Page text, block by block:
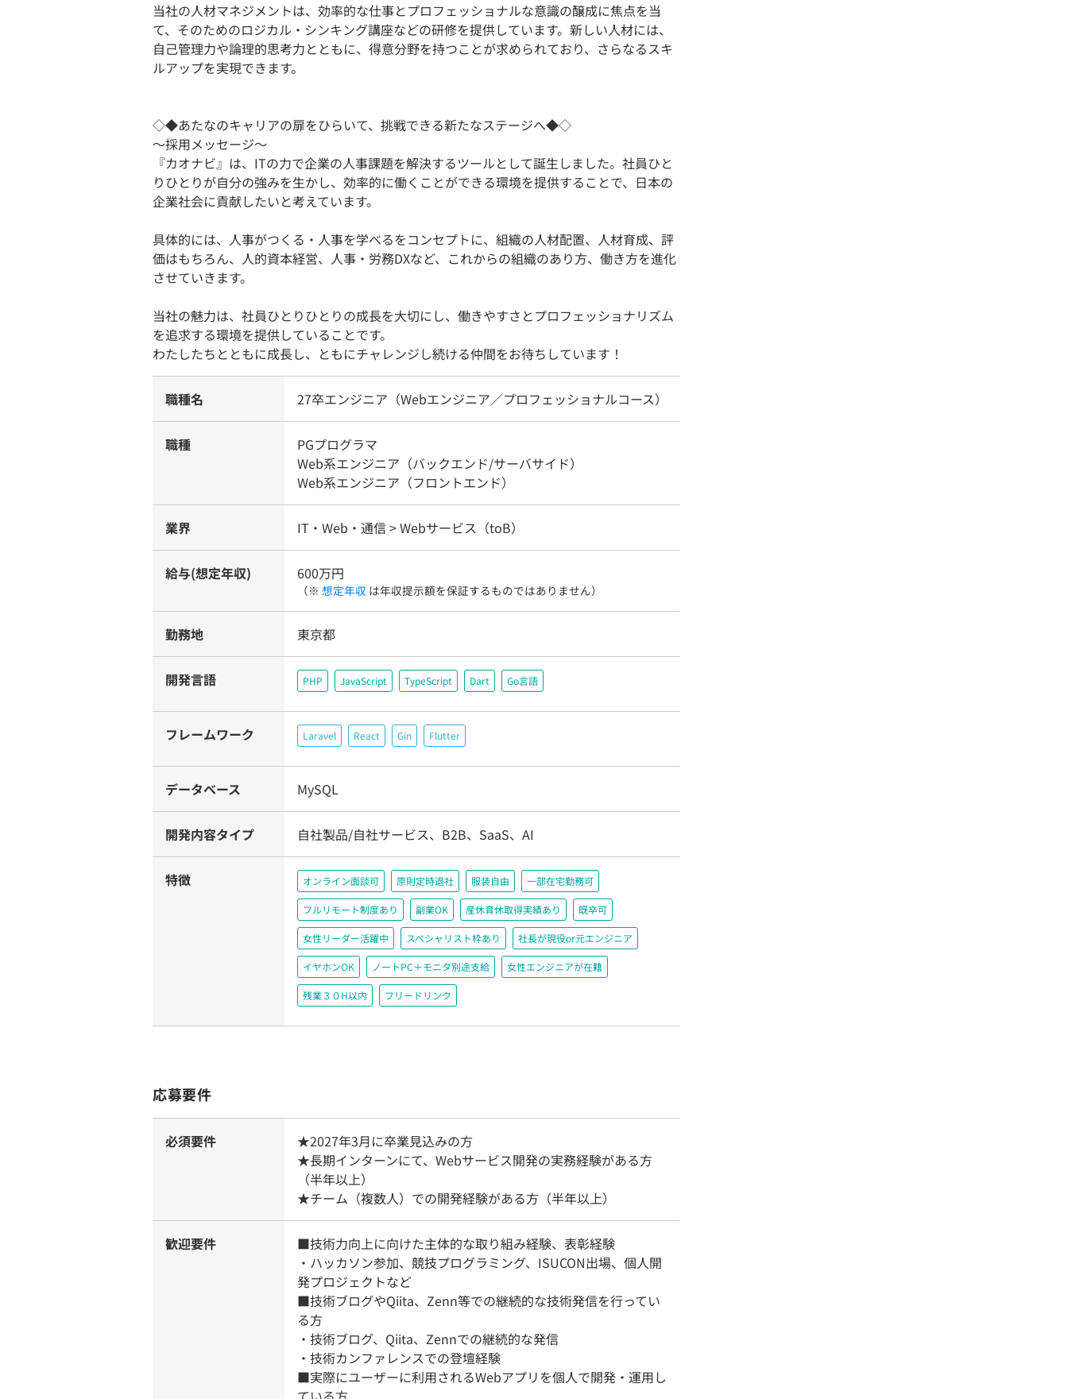
当社の人材マネジメントは、効率的な仕事とプロフェッショナルな意識の醸成に焦点を当
て、そのためのロジカル・シンキング講座などの研修を提供しています。新しい人材には、
自己管理力や論理的思考力とともに、得意分野を持つことが求められており、さらなるスキ
ルアップを実現できます。
◇◆あたなのキャリアの扉をひらいて、挑戦できる新たなステージへ◆◇
〜採用メッセージ〜
『カオナビ』は、ITの力で企業の人事課題を解決するツールとして誕生しました。社員ひと
りひとりが自分の強みを生かし、効率的に働くことができる環境を提供することで、日本の
企業社会に貢献したいと考えています。
具体的には、人事がつくる・人事を学べるをコンセプトに、組織の人材配置、人材育成、評
価はもちろん、人的資本経営、人事・労務DXなど、これからの組織のあり方、働き方を進化
させていきます。
当社の魅力は、社員ひとりひとりの成長を大切にし、働きやすさとプロフェッショナリズム
を追求する環境を提供していることです。
わたしたちとともに成長し、ともにチャレンジし続ける仲間をお待ちしています！
職種名 27卒エンジニア（Webエンジニア／プロフェッショナルコース）
職種
PGプログラマ
Web系エンジニア（バックエンド/サーバサイド）
Web系エンジニア（フロントエンド）
業界 IT・Web・通信 > Webサービス（toB）
給与(想定年収) 600万円
（※ 想定年収 は年収提示額を保証するものではありません）
勤務地 東京都
開発言語 PHP JavaScript TypeScript Dart Go言語
フレームワーク Laravel React Gin Flutter
データベース MySQL
開発内容タイプ 自社製品/自社サービス、B2B、SaaS、AI
特徴 オンライン面談可 原則定時退社 服装自由 一部在宅勤務可
フルリモート制度あり 副業OK 産休育休取得実績あり 既卒可
女性リーダー活躍中 スペシャリスト枠あり 社長が現役or元エンジニア
イヤホンOK ノートPC＋モニタ別途支給 女性エンジニアが在籍
残業３０H以内 フリードリンク
応募要件
必須要件
★2027年3月に卒業見込みの方
★長期インターンにて、Webサービス開発の実務経験がある方
（半年以上）
★チーム（複数人）での開発経験がある方（半年以上）
歓迎要件
■技術力向上に向けた主体的な取り組み経験、表彰経験
・ハッカソン参加、競技プログラミング、ISUCON出場、個人開
発プロジェクトなど
■技術ブログやQiita、Zenn等での継続的な技術発信を行ってい
る方
・技術ブログ、Qiita、Zennでの継続的な発信
・技術カンファレンスでの登壇経験
■実際にユーザーに利用されるWebアプリを個人で開発・運用し